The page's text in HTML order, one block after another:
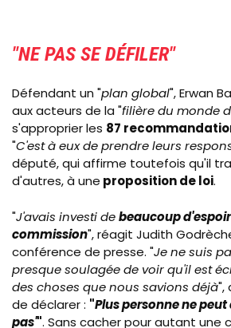
"NE PAS SE DÉFILER"
Défendant un "plan global", Erwan
aux acteurs de la "filière du monde
s'approprier les 87
"C'est à eux de prendre leurs
député, qui affirme toutefois qu'il
d'autres, à une proposition de loi.
"J'avais investi debeaucoup
commission", réagit Judith
conférence de presse. "Je ne suis
presque soulagée de voir qu'il est
des choses que nous savions déjà",
de déclarer : "Plus personne ne peut
pas'". Sans cacher pour autant une